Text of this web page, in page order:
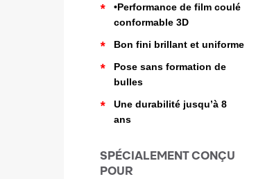
*
•Performance de film coulé
conformable 3D
* Bon fini brillant et uniforme
*
Pose sans formation de
bulles
*
Une durabilité jusqu’à 8
ans
SPÉCIALEMENT CONÇU
POUR